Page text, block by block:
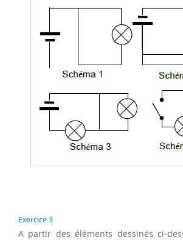
Exercice 3
A partir des éléments dessinés ci-